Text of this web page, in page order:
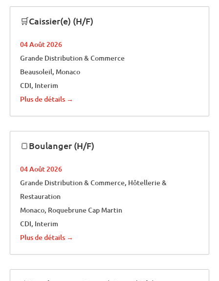
🛒Caissier(e) (H/F)
04 Août 2026
Grande Distribution & Commerce
Beausoleil Monaco
CDI Interim
Plus de détails
🍞Boulanger (H/F)
04 Août 2026
Grande Distribution & Commerce Hôtellerie &
Restauration
Monaco Roquebrune Cap Martin
CDI Interim
Plus de détails